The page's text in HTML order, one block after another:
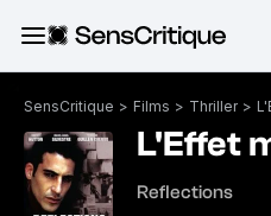
SensCritique > Films > Thriller >
L'Effet
Reflections